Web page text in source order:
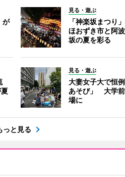
が
見る・遊ぶ
「神楽坂まつり
ほおずき市と阿
坂の夏を彩る
見る・遊ぶ
大妻女子大で恒
あそび」 大学
場に
っと見る